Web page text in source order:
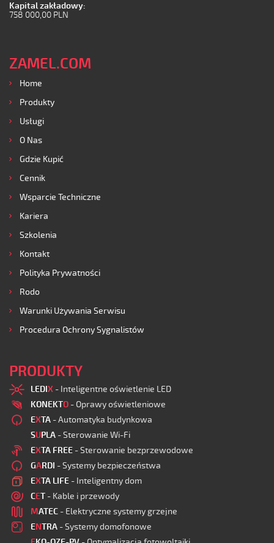
Kapital zakładowy:
758 000,00 PLN
ZAMEL.COM
Home
Produkty
Usługi
O Nas
Gdzie Kupić
Cennik
Wsparcie Techniczne
Kariera
Szkolenia
Kontakt
Polityka Prywatności
Rodo
Warunki Używania Serwisu
Procedura Ochrony Sygnalistów
PRODUKTY
LEDIX - Inteligentne oświetlenie LED
KONEKTO - Oprawy oświetleniowe
EXTA - Automatyka budynkowa
SUPLA - Sterowanie Wi-Fi
EXTA FREE - Sterowanie bezprzewodowe
GARDI - Systemy bezpieczeństwa
EXTA LIFE - Inteligentny dom
CET - Kable i przewody
MATEC - Elektryczne systemy grzejne
ENTRA - Systemy domofonowe